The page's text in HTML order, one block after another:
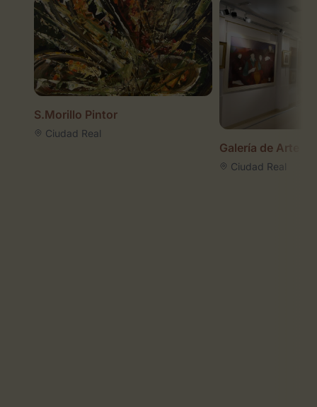
S.Morillo Pintor
Ciudad Real
Galería de Arte
Ciudad Real